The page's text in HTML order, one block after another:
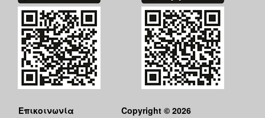
Επικοινωνία
Copyright © 2026